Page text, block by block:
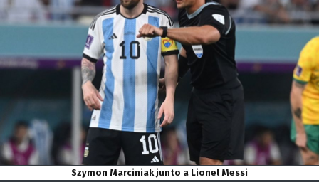
Szymon Marciniak junto a Lionel Messi